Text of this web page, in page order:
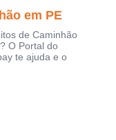
em PE
de Caminhão
O Portal do
te ajuda e o